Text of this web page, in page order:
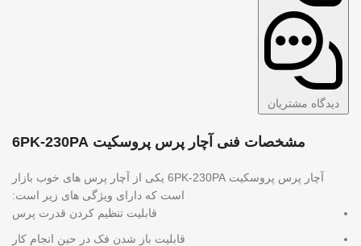
دیدگاه مشتریان
مشخصات فنی آچار پرس پروسکیت 6PK-230PA
آچار پرس پروسکیت 6PK-230PA یکی از آچار پرس های خوب بازار
است که دارای ویژگی های زیر است:
قابلیت تنظیم کردن قدرت پرس
قابلیت باز شدن فک در حین انجام کار